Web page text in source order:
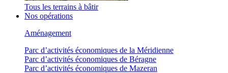
Tous les terrains à bâtir
Nos opérations
Aménagement
Parc d’activités économiques de la Méridienne
Parc d’activités économiques de Béragne
Parc d’activités économiques de Mazeran